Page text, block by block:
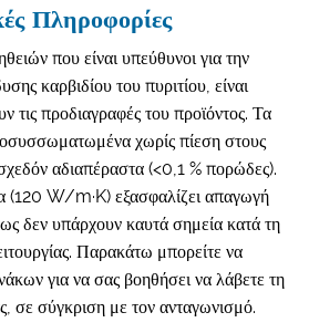
Πληροφορίες
που είναι υπεύθυνοι για την
καρβιδίου του πυριτίου, είναι
τις προδιαγραφές του προϊόντος. Τα
χωρίς πίεση στους
αδιαπέραστα (<0,1 % πορώδες).
(120 W/m·K) εξασφαλίζει απαγωγή
δεν υπάρχουν καυτά σημεία κατά τη
Παρακάτω μπορείτε να
για να σας βοηθήσει να λάβετε τη
σε σύγκριση με τον ανταγωνισμό.